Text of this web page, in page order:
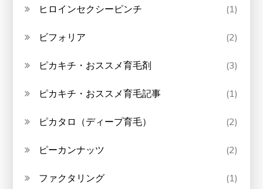
ヒロインセクシーピンチ (1)
ビフォリア (2)
ピカキチ・おススメ育毛剤 (3)
ピカキチ・おススメ育毛記事 (1)
ピカタロ（ディープ育毛） (2)
ピーカンナッツ (2)
ファクタリング (1)